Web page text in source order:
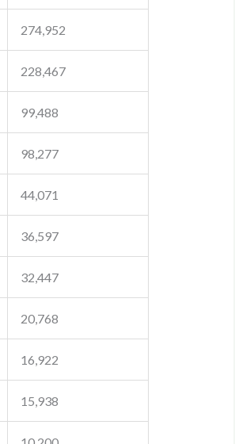
274,952
228,467
99,488
98,277
44,071
36,597
32,447
20,768
16,922
15,938